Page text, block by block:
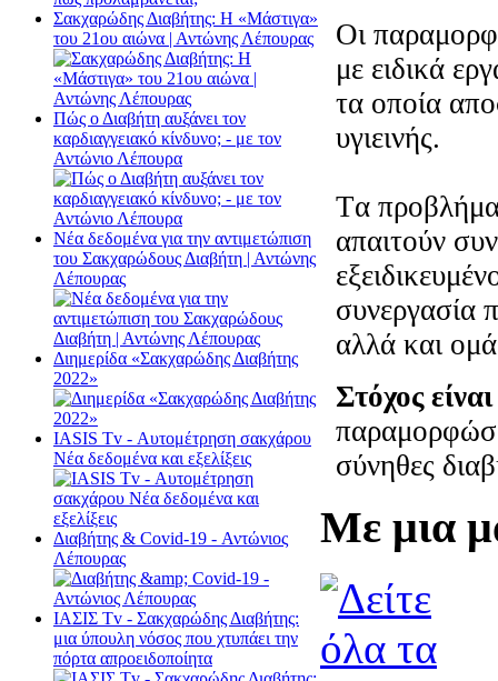
Οι
με ειδικά
τα οποία
υγιεινής.
Tα
απαιτούν
συνεργασία
αλλά και
Στόχος είναι
σύνηθες
Σακχαρώδης Διαβήτης: Η «Μάστιγα»
του 21ου αιώνα | Αντώνης Λέπουρας
Πώς ο Διαβήτη αυξάνει τον
καρδιαγγειακό κίνδυνο; - με τον
Αντώνιο Λέπουρα
Νέα δεδομένα για την αντιμετώπιση
του Σακχαρώδους Διαβήτη | Αντώνης
Λέπουρας
Διημερίδα «Σακχαρώδης Διαβήτης
2022»
ΙΑSΙS Tv - Αυτομέτρηση σακχάρου
Νέα δεδομένα και εξελίξεις
Διαβήτης & Cοvid-19 - Αντώνιος
Λέπουρας
ΙΑΣΙΣ Tv - Σακχαρώδης Διαβήτης:
μια ύπουλη νόσος που χτυπάει την
πόρτα απροειδοποίητα
Με μια